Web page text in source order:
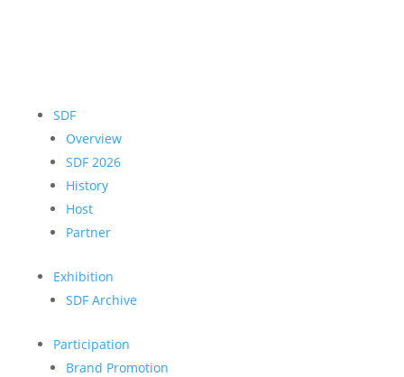
SDF
Overview
SDF 2026
History
Host
Partner
Exhibition
SDF Archive
Participation
Brand Promotion